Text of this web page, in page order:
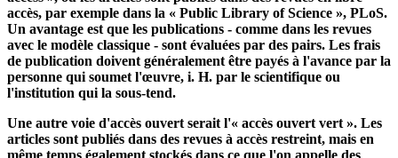
En général, selon Suber (2007), une distinction est faite entre
deux chemins en Open Access. D'une part il y a le « gold open
access », où les articles sont publiés dans des revues en libre
accès, par exemple dans la « Public Library of Science », PLoS.
Un avantage est que les publications - comme dans les revues
avec le modèle classique - sont évaluées par des pairs. Les frais
de publication doivent généralement être payés à l'avance par la
personne qui soumet l'œuvre, i. H. par le scientifique ou
l'institution qui la sous-tend.